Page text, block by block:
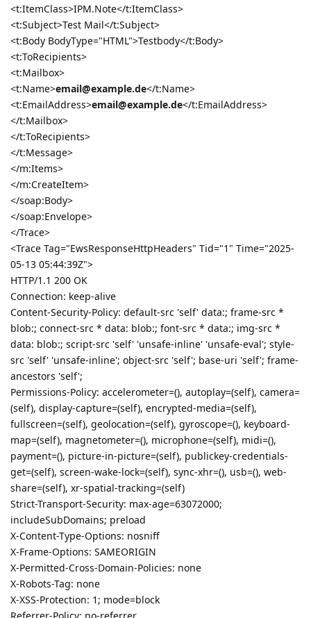
<t:ItemClass>IPM.Note</t:ItemClass>
<t:Subject>Test Mail</t:Subject>
<t:Body BodyType="HTML">Testbody</t:Body>
<t:ToRecipients>
<t:Mailbox>
<t:Name>email@example.de</t:Name>
<t:EmailAddress>email@example.de</t:EmailAddress>
</t:Mailbox>
</t:ToRecipients>
</t:Message>
</m:Items>
</m:CreateItem>
</soap:Body>
</soap:Envelope>
</Trace>
<Trace Tag="EwsResponseHttpHeaders" Tid="1" Time="2025-
05-13 05:44:39Z">
HTTP/1.1 200 OK
Connection: keep-alive
Content-Security-Policy: default-src 'self' data:; frame-src *
blob:; connect-src * data: blob:; font-src * data:; img-src *
data: blob:; script-src 'self' 'unsafe-inline' 'unsafe-eval'; style-
src 'self' 'unsafe-inline'; object-src 'self'; base-uri 'self'; frame-
ancestors 'self';
Permissions-Policy: accelerometer=(), autoplay=(self), camera=
(self), display-capture=(self), encrypted-media=(self),
fullscreen=(self), geolocation=(self), gyroscope=(), keyboard-
map=(self), magnetometer=(), microphone=(self), midi=(),
payment=(), picture-in-picture=(self), publickey-credentials-
get=(self), screen-wake-lock=(self), sync-xhr=(), usb=(), web-
share=(self), xr-spatial-tracking=(self)
Strict-Transport-Security: max-age=63072000;
includeSubDomains; preload
X-Content-Type-Options: nosniff
X-Frame-Options: SAMEORIGIN
X-Permitted-Cross-Domain-Policies: none
X-Robots-Tag: none
X-XSS-Protection: 1; mode=block